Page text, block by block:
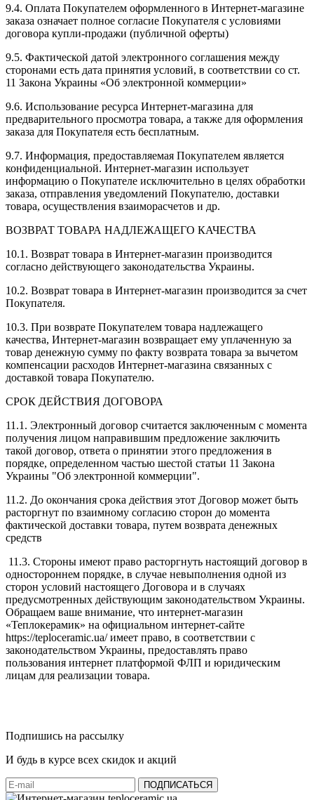
9.4. Оплата Покупателем оформленного в Интернет-магазине
заказа означает полное согласие Покупателя с условиями
договора купли-продажи (публичной оферты)
9.5. Фактической датой электронного соглашения между
сторонами есть дата принятия условий, в соответствии со ст.
11 Закона Украины «Об электронной коммерции»
9.6. Использование ресурса Интернет-магазина для
предварительного просмотра товара, а также для оформления
заказа для Покупателя есть бесплатным.
9.7. Информация, предоставляемая Покупателем является
конфиденциальной. Интернет-магазин использует
информацию о Покупателе исключительно в целях обработки
заказа, отправления уведомлений Покупателю, доставки
товара, осуществления взаиморасчетов и др.
ВОЗВРАТ ТОВАРА НАДЛЕЖАЩЕГО КАЧЕСТВА
10.1. Возврат товара в Интернет-магазин производится
согласно действующего законодательства Украины.
10.2. Возврат товара в Интернет-магазин производится за счет
Покупателя.
10.3. При возврате Покупателем товара надлежащего
качества, Интернет-магазин возвращает ему уплаченную за
товар денежную сумму по факту возврата товара за вычетом
компенсации расходов Интернет-магазина связанных с
доставкой товара Покупателю.
СРОК ДЕЙСТВИЯ ДОГОВОРА
11.1. Электронный договор считается заключенным с момента
получения лицом направившим предложение заключить
такой договор, ответа о принятии этого предложения в
порядке, определенном частью шестой статьи 11 Закона
Украины "Об электронной коммерции".
11.2. До окончания срока действия этот Договор может быть
расторгнут по взаимному согласию сторон до момента
фактической доставки товара, путем возврата денежных
средств
11.3. Стороны имеют право расторгнуть настоящий договор в
одностороннем порядке, в случае невыполнения одной из
сторон условий настоящего Договора и в случаях
предусмотренных действующим законодательством Украины.
Обращаем ваше внимание, что интернет-магазин
«Теплокерамик» на официальном интернет-сайте
https://teploceramic.ua/ имеет право, в соответствии с
законодательством Украины, предоставлять право
пользования интернет платформой ФЛП и юридическим
лицам для реализации товара.
Подпишись на рассылку
И будь в курсе всех скидок и акций